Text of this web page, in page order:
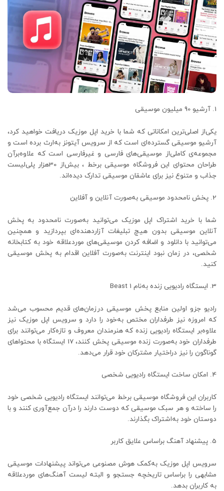
آرشیو 90 میلیون موسیقی
یکی‌از اصلی‌ترین امکاناتی که شما با خرید اپل موزیک دریافت خواهید کرد،
آرشیو موسیقی گسترده‌ای است که از سرویس آیتونز به‌ارث برده است و
مجموعه‌ی کاملی‌از موسیقی‌های فارسی و غیرفارسی است که علاوه‌برآن
طراحان محتوای این فروشگاه موسیقی برخط ، بیش‌از 30هزار پلی‌لیست
جذاب و متنوع نیز برای عاشقان موسیقی تدارک دیده‌اند.
پخش نامحدود موسیقی به‌صورت آنلاین و آفلاین
شما با خرید اشتراک اپل موزیک می‌توانید به‌صورت نامحدود به پخش
آنلاین موسیقی بدون هیچ تبلیغات آزاردهنده‌ای بپردازید و همچنین
می‌توانید با دانلود و اضافه کردن موسیقی‌های موردعلاقه خود به کتابخانه
شخصی، در زمان نبود اینترنت به‌صورت آفلاین اقدام به پخش موسیقی
کنید.
ایستگاه رادیویی زنده به‌نام Beast 1
رادیو جزو اولین منابع پخش موسیقی درزمان‌های قدیم محسوب می‌شد
که امروزه نیز طرفداران مختص به‌خود را دارد و سرویس اپل موزیک نیز
علاوه‌بر ایستگاه رادیویی زنده که هنرمندان معروف و تازه‌کار می‌توانند برای
طرفداران خود به‌صورت زنده موسیقی پخش کنند، 17 ایستگاه با محتواهای
گوناگون را نیز دراختیار مشترکان خود قرار می‌دهد.
امکان ساخت ایستگاه رادیویی شخصی
کاربران این فروشگاه موسیقی برخط می‌توانند ایستگاه رادیویی شخصی خود
را ساخته و هر سبک موسیقی که دوست دارند را درآن جمع‌آوری کنند و با
دوستان خود به‌اشتراک بگذارند.
پیشنهاد آهنگ براساس علایق کاربر
سرویس اپل موزیک به‌کمک هوش مصنوعی می‌تواند پیشنهادات موسیقی
مشابهی را براساس تاریخچه جستجو و البته لیست آهنگ‌های موردعلاقه
به کاربران بدهد.